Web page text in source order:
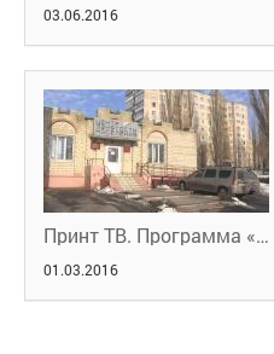
03.06.2016
Принт ТВ. Программа «В нашей власти» от 15 февраля 2016 года
01.03.2016